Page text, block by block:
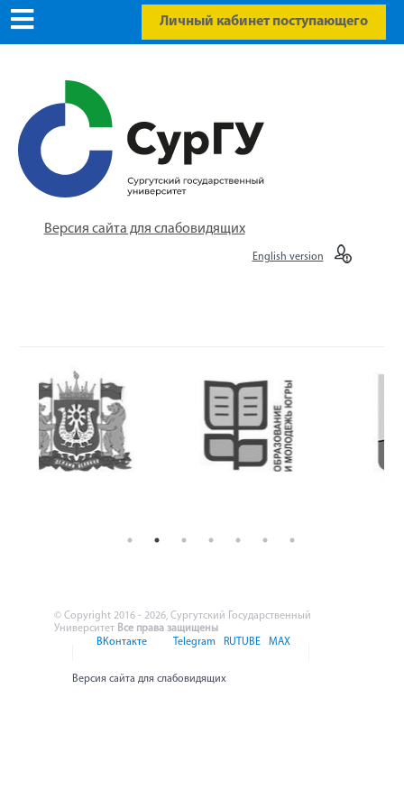
Личный кабинет поступающего
Версия сайта для слабовидящих
English version
© Copyright 2016 - 2026, Сургутский Государственный
Университет Все права защищены
ВКонтакте
Telegram RUTUBE MAX
Версия сайта для слабовидящих